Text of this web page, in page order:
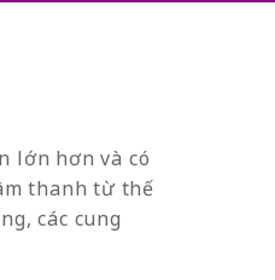
lớn hơn và có
thanh từ thế
các cung